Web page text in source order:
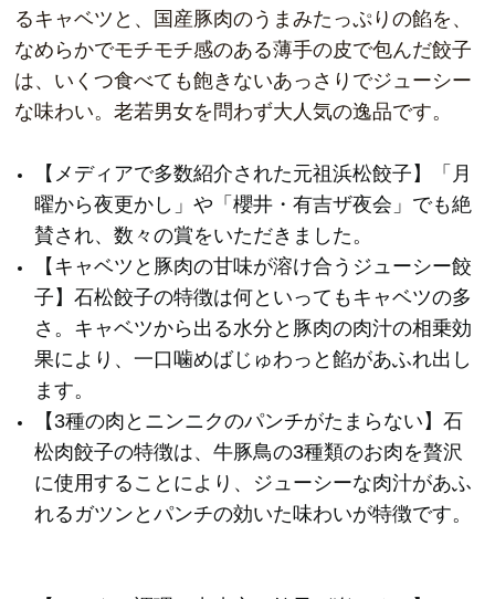
るキャベツと、国産豚肉のうまみたっぷりの餡を、
なめらかでモチモチ感のある薄手の皮で包んだ餃子
は、いくつ食べても飽きないあっさりでジューシー
な味わい。老若男女を問わず大人気の逸品です。
【メディアで多数紹介された元祖浜松餃子】「月
曜から夜更かし」や「櫻井・有吉ザ夜会」でも絶
賛され、数々の賞をいただきました。
【キャベツと豚肉の甘味が溶け合うジューシー餃
子】石松餃子の特徴は何といってもキャベツの多
さ。キャベツから出る水分と豚肉の肉汁の相乗効
果により、一口噛めばじゅわっと餡があふれ出し
ます。
【3種の肉とニンニクのパンチがたまらない】石
松肉餃子の特徴は、牛豚鳥の3種類のお肉を贅沢
に使用することにより、ジューシーな肉汁があふ
れるガツンとパンチの効いた味わいが特徴です。